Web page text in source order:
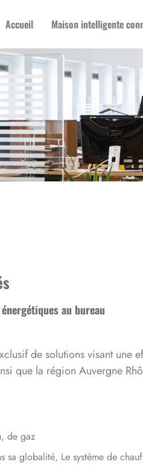
Accueil Maison intelligente
au bureau
de solutions visant une
que la région Auvergne
de gaz
globalité, Le système de